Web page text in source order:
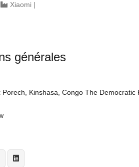
Xiaomi |
générales
Porech, Kinshasa, Congo The Democratic